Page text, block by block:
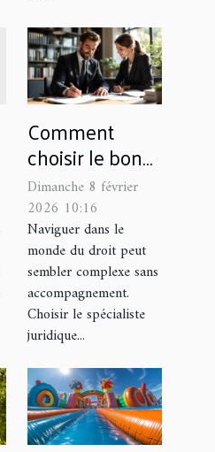
Comment
choisir le bon
spécialiste
juridique pour
vos besoins
spécifiques ?
Dimanche 8 février
2026 10:16
Naviguer dans le
monde du droit peut
sembler complexe sans
accompagnement.
Choisir le spécialiste
juridique...